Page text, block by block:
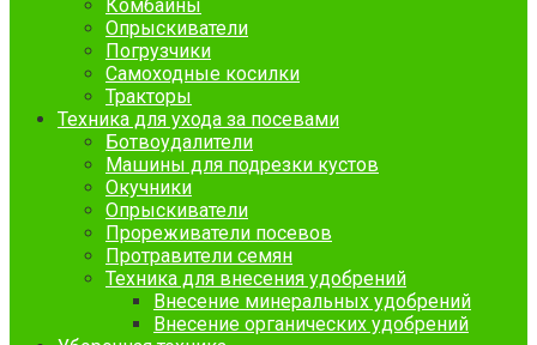
Комбайны
Опрыскиватели
Погрузчики
Самоходные косилки
Тракторы
Техника для ухода за посевами
Ботвоудалители
Машины для подрезки кустов
Окучники
Опрыскиватели
Прореживатели посевов
Протравители семян
Техника для внесения удобрений
Внесение минеральных удобрений
Внесение органических удобрений